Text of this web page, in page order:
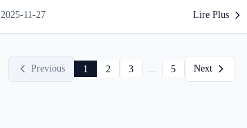
2025-11-27 Lire Plus
Previous 1 2 3 ... 5 Next